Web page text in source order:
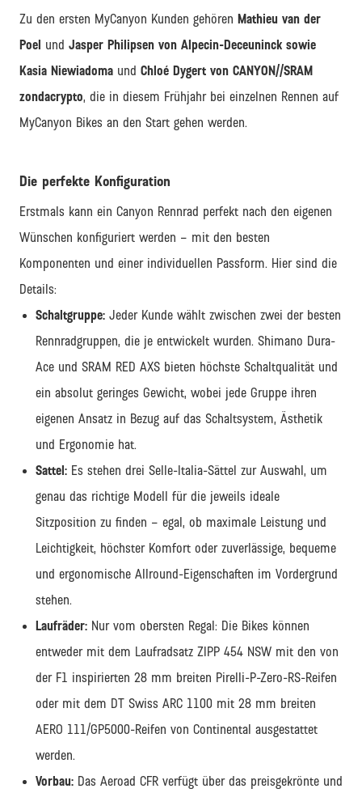
Zu den ersten MyCanyon Kunden gehören Mathieu van der
Poel und Jasper Philipsen von Alpecin-Deceuninck sowie
Kasia Niewiadoma und Chloé Dygert von CANYON//SRAM
zondacrypto, die in diesem Frühjahr bei einzelnen Rennen auf
MyCanyon Bikes an den Start gehen werden.
Die perfekte Konfiguration
Erstmals kann ein Canyon Rennrad perfekt nach den eigenen
Wünschen konfiguriert werden – mit den besten
Komponenten und einer individuellen Passform. Hier sind die
Details:
Schaltgruppe: Jeder Kunde wählt zwischen zwei der besten
Rennradgruppen, die je entwickelt wurden. Shimano Dura-
Ace und SRAM RED AXS bieten höchste Schaltqualität und
ein absolut geringes Gewicht, wobei jede Gruppe ihren
eigenen Ansatz in Bezug auf das Schaltsystem, Ästhetik
und Ergonomie hat.
Sattel: Es stehen drei Selle-Italia-Sättel zur Auswahl, um
genau das richtige Modell für die jeweils ideale
Sitzposition zu finden – egal, ob maximale Leistung und
Leichtigkeit, höchster Komfort oder zuverlässige, bequeme
und ergonomische Allround-Eigenschaften im Vordergrund
stehen.
Laufräder: Nur vom obersten Regal: Die Bikes können
entweder mit dem Laufradsatz ZIPP 454 NSW mit den von
der F1 inspirierten 28 mm breiten Pirelli-P-Zero-RS-Reifen
oder mit dem DT Swiss ARC 1100 mit 28 mm breiten
AERO 111/GP5000-Reifen von Continental ausgestattet
werden.
Vorbau: Das Aeroad CFR verfügt über das preisgekrönte und